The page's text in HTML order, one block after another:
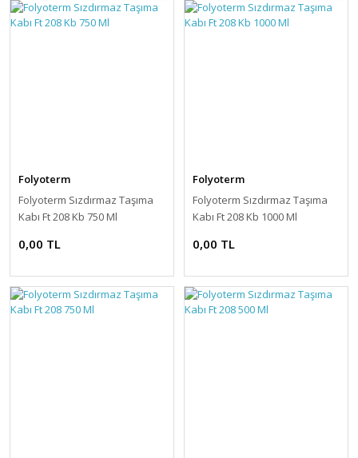
Folyoterm
Folyoterm Sızdırmaz Taşıma
Kabı Ft 208 Kb 750 Ml
0,00 TL
Folyoterm
Folyoterm Sızdırmaz Taşıma
Kabı Ft 208 Kb 1000 Ml
0,00 TL